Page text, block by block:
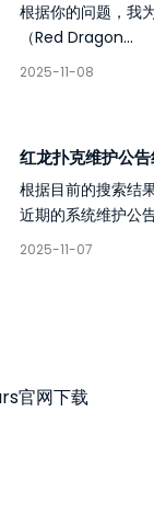
根据你的问题，我
（Red Dragon...
2025-11-08
红龙扑克维护公
根据目前的搜索结
近期的系统维护公
2025-11-07
官网下载